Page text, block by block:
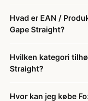
Hvad er EAN /
Gape Straight?
Hvilken kategori
Straight?
Hvor kan jeg købe